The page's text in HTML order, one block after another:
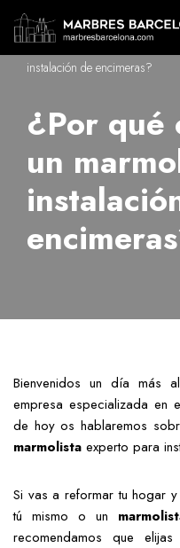
SaltarMarbres Barcelona»¿Por
instalación de encimeras?
¿Por qué
un
Bienvenidos un día más
empresa especializada en
de hoy os hablaremos
marmolista experto para
Si vas a reformar tu hogar
tú mismo o un
recomendamos que